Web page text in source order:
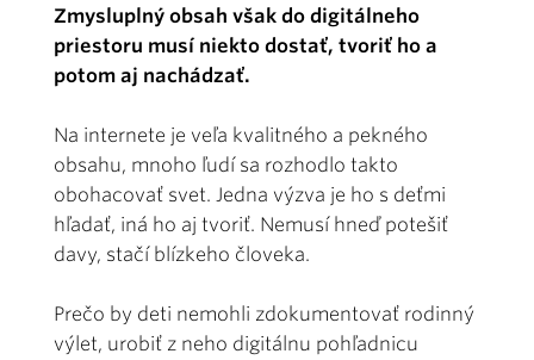
Zmysluplný obsah však do digitálneho
priestoru musí niekto dostať, tvoriť ho a
potom aj nachádzať.
Na internete je veľa kvalitného a pekného
obsahu, mnoho ľudí sa rozhodlo takto
obohacovať svet. Jedna výzva je ho s deťmi
hľadať, iná ho aj tvoriť. Nemusí hneď potešiť
davy, stačí blízkeho človeka.
Prečo by deti nemohli zdokumentovať rodinný
výlet, urobiť z neho digitálnu pohľadnicu